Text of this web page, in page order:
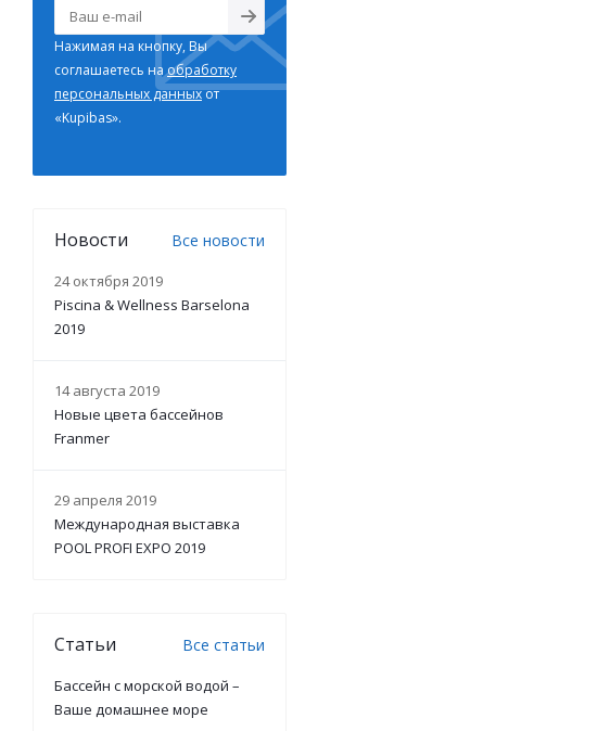
Нажимая на кнопку, Вы
соглашаетесь наобработку
персональных данныхот
«Kupibas».
Новости Все новости
24 октября 2019
Piscina & Wellness Barselona
2019
14 августа 2019
Новые цвета бассейнов
Franmer
29 апреля 2019
Международная выставка
POOL PROFI EXPO 2019
Статьи Все статьи
Бассейн с морской водой –
Ваше домашнее море